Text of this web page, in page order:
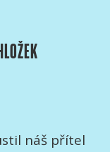
náš přítel